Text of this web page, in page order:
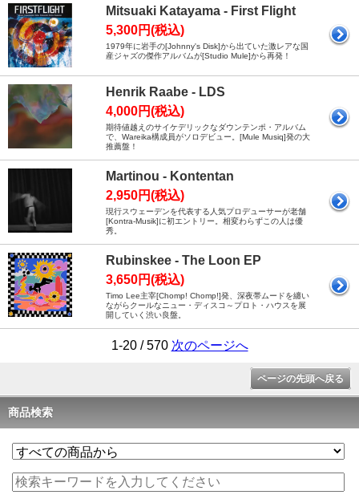
Mitsuaki Katayama - First Flight
5,300円(税込)
1979年に岩手の[Johnny's Disk]から出ていた激レアな国
産ジャズの傑作アルバムが[Studio Mule]から再発！
Henrik Raabe - LDS
4,000円(税込)
期待値越えのサイケデリックなダウンテンポ・アルバム
で、Wareika構成員がソロデビュー。[Mule Musiq]発の大
推薦盤！
Martinou - Kontentan
2,950円(税込)
現行スウェーデンを代表する人気プロデューサーが老舗
[Kontra-Musik]に初エントリー。相変わらずこの人は優
秀。
Rubinskee - The Loon EP
3,650円(税込)
Timo Lee主宰[Chomp! Chomp!]発、深夜帯ムードを纏い
ながらクールなニュー・ディスコ～プロト・ハウスを展
開していく渋い良盤。
1-20 / 570 次のページへ
ページの先頭へ戻る
商品検索